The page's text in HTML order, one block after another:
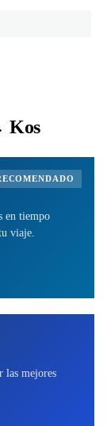
Kos
en tiempo
viaje.
las mejores